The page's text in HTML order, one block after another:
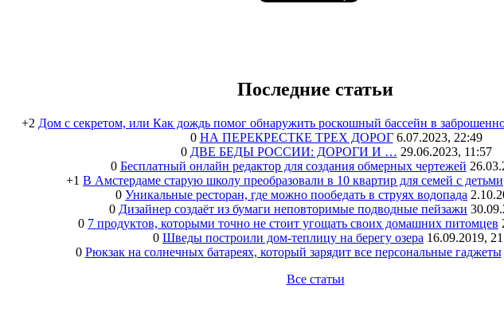
Последние статьи
+2 Дом с секретом, или Как дождь помог обнаружить роскошный бассейн в
0 НА ПЕРЕКРЕСТКЕ ТРЕХ ДОРОГ 6.07.2023, 22:49
0 ДВЕ БЕДЫ РОССИИ: ДОРОГИ И … 29.06.2023, 11:57
0 Бесплатный онлайн редактор для создания обмерных чертежей
+1 В Амстердаме старую школу преобразовали в 10 квартир для семей с детьми
0 Уникальные ресторан, где можно пообедать в струях водопада
0 Дизайнер создаёт из бумаги неповторимые подводные пейзажи
0 7 продуктов, которыми точно не стоит угощать своих домашних питомцев
0 Шведы построили дом-теплицу на берегу озера 16.09.2019,
0 Рюкзак на солнечных батареях, который зарядит все персональные гаджеты
Все статьи